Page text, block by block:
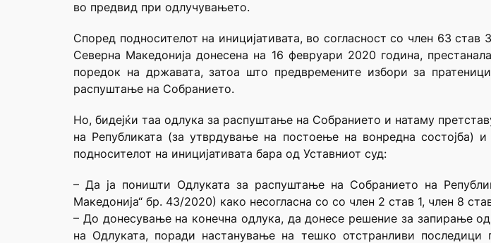
во предвид при одлучувањето.
Според подносителот на иницијативата, во согласност со член 63
Северна Македонија донесена на 16 февруари 2020 година,
поредок на државата, затоа што предвремените избори за
распуштање на Собранието.
Но, бидејќи таа одлука за распуштање на Собранието и натаму
на Републиката (за утврдување на постоење на вонредна состојба)
подносителот на иницијативата бара од Уставниот суд:
– Да ја поништи Одлуката за распуштање на Собранието на
Македонија“ бр. 43/2020) како несогласна со со член 2 став 1, член 8
– До донесување на конечна одлука, да донесе решение за запирање
на Одлуката, поради настанување на тешко отстранливи